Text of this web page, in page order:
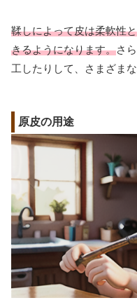
鞣しによって皮は柔軟性
きるようになります。さ
工したりして、さまざま
原皮の用途